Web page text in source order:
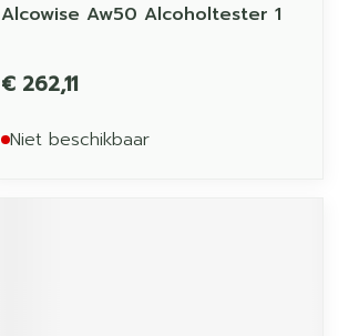
Alcowise Aw50 Alcoholtester 1
€ 262,11
Niet beschikbaar